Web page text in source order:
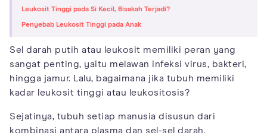
Leukosit Tinggi pada Si Kecil, Bisakah Terjadi?
Penyebab Leukosit Tinggi pada Anak
Sel darah putih atau leukosit memiliki peran yang
sangat penting, yaitu melawan infeksi virus, bakteri,
hingga jamur. Lalu, bagaimana jika tubuh memiliki
kadar leukosit tinggi atau leukositosis?
Sejatinya, tubuh setiap manusia disusun dari
kombinasi antara plasma dan sel-sel darah.